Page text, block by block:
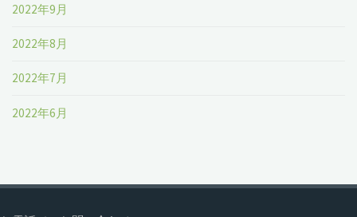
2022年9月
2022年8月
2022年7月
2022年6月